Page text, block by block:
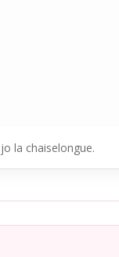
la chaiselongue.